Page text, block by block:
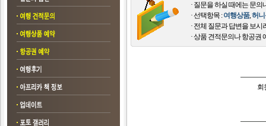
· 질문을 하실 때에는 문
· 선택항목 :여행상품,허
· 전체 질문과 답변을 보
· 상품 견적문의나 항공권
회